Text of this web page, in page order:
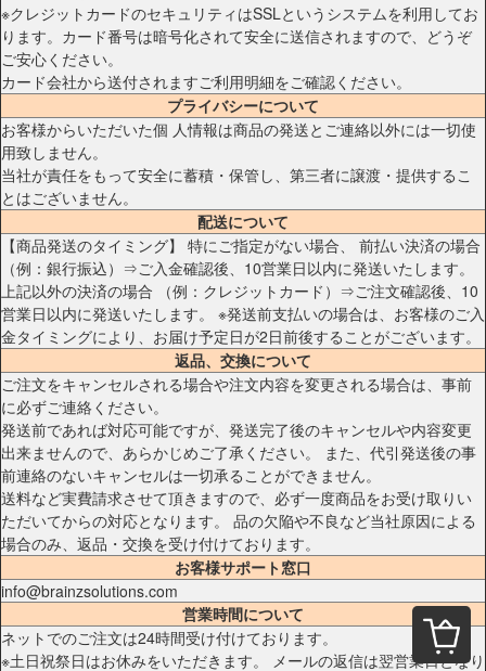
※クレジットカードのセキュリティはSSLというシステムを利用してお
ります。カード番号は暗号化されて安全に送信されますので、どうぞ
ご安心ください。
カード会社から送付されますご利用明細をご確認ください。
プライバシーについて
お客様からいただいた個 人情報は商品の発送とご連絡以外には一切使
用致しません。
当社が責任をもって安全に蓄積・保管し、第三者に譲渡・提供するこ
とはございません。
配送について
【商品発送のタイミング】 特にご指定がない場合、 前払い決済の場合
（例：銀行振込）⇒ご入金確認後、10営業日以内に発送いたします。
上記以外の決済の場合 （例：クレジットカード）⇒ご注文確認後、10
営業日以内に発送いたします。 ※発送前支払いの場合は、お客様のご入
金タイミングにより、お届け予定日が2日前後することがございます。
返品、交換について
ご注文をキャンセルされる場合や注文内容を変更される場合は、事前
に必ずご連絡ください。
発送前であれば対応可能ですが、発送完了後のキャンセルや内容変更
出来ませんので、あらかじめご了承ください。 また、代引発送後の事
前連絡のないキャンセルは一切承ることができません。
送料など実費請求させて頂きますので、必ず一度商品をお受け取りい
ただいてからの対応となります。 品の欠陥や不良など当社原因による
場合のみ、返品・交換を受け付けております。
お客様サポート窓口
info@brainzsolutions.com
営業時間について
ネットでのご注文は24時間受け付けております。
※土日祝祭日はお休みをいただきます。 メールの返信は翌営業日となり